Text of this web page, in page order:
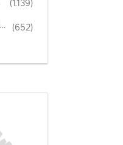
Prikolica za transport automobila (652)